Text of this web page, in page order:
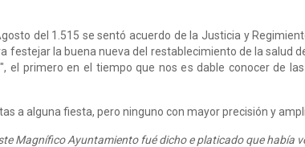
del 1.515 se sentó acuerdo de la Justicia y
festejar la buena nueva del restablecimiento de la salud
el primero en el tiempo que nos es dable conocer de
a alguna fiesta, pero ninguno con mayor precisión y
Magnífico Ayuntamiento fué dicho e platicado que